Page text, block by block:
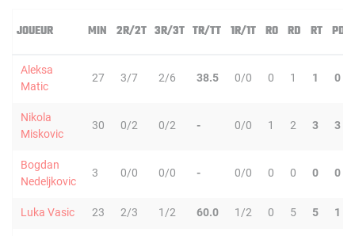
JOUEUR MIN 2R/2T 3R/3T TR/TT 1R/1T RO RD RT PD
Aleksa
Matic
27 3/7 2/6 38.5 0/0 0 1 1 0
Nikola
Miskovic
30 0/2 0/2 - 0/0 1 2 3 3
Bogdan
Nedeljkovic
3 0/0 0/0 - 0/0 0 0 0 0
Luka Vasic 23 2/3 1/2 60.0 1/2 0 5 5 1